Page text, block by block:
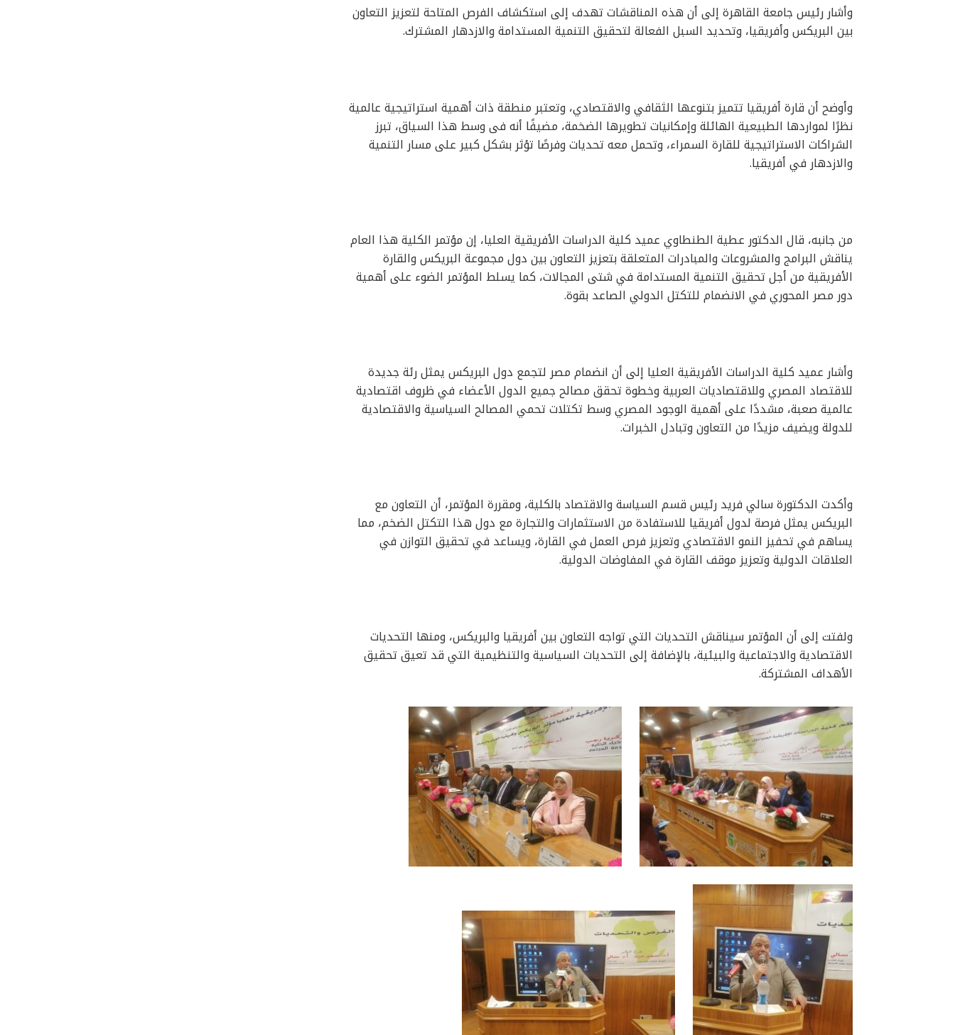
وأشار رئيس جامعة القاهرة إلى أن هذه المناقشات تهدف إلى استكشاف الفرص المتاحة لتعزيز التعاون
بين البريكس وأفريقيا، وتحديد السبل الفعالة لتحقيق التنمية المستدامة والازدهار المشترك.
وأوضح أن قارة أفريقيا تتميز بتنوعها الثقافي والاقتصادي، وتعتبر منطقة ذات أهمية استراتيجية عالمية
نظرًا لمواردها الطبيعية الهائلة وإمكانيات تطويرها الضخمة، مضيفًا أنه فى وسط هذا السياق، تبرز
الشراكات الاستراتيجية للقارة السمراء، وتحمل معه تحديات وفرصًا تؤثر بشكل كبير على مسار التنمية
والازدهار في أفريقيا.
من جانبه، قال الدكتور عطية الطنطاوي عميد كلية الدراسات الأفريقية العليا، إن مؤتمر الكلية هذا العام
يناقش البرامج والمشروعات والمبادرات المتعلقة بتعزيز التعاون بين دول مجموعة البريكس والقارة
الأفريقية من أجل تحقيق التنمية المستدامة في شتى المجالات، كما يسلط المؤتمر الضوء على أهمية
دور مصر المحوري في الانضمام للتكتل الدولي الصاعد بقوة.
وأشار عميد كلية الدراسات الأفريقية العليا إلى أن انضمام مصر لتجمع دول البريكس يمثل رئة جديدة
للاقتصاد المصري وللاقتصاديات العربية وخطوة تحقق مصالح جميع الدول الأعضاء في ظروف اقتصادية
عالمية صعبة، مشددًا على أهمية الوجود المصري وسط تكتلات تحمي المصالح السياسية والاقتصادية
للدولة ويضيف مزيدًا من التعاون وتبادل الخبرات.
وأكدت الدكتورة سالي فريد رئيس قسم السياسة والاقتصاد بالكلية، ومقررة المؤتمر، أن التعاون مع
البريكس يمثل فرصة لدول أفريقيا للاستفادة من الاستثمارات والتجارة مع دول هذا التكتل الضخم، مما
يساهم في تحفيز النمو الاقتصادي وتعزيز فرص العمل في القارة، ويساعد في تحقيق التوازن في
العلاقات الدولية وتعزيز موقف القارة في المفاوضات الدولية.
ولفتت إلى أن المؤتمر سيناقش التحديات التي تواجه التعاون بين أفريقيا والبريكس، ومنها التحديات
الاقتصادية والاجتماعية والبيئية، بالإضافة إلى التحديات السياسية والتنظيمية التي قد تعيق تحقيق
الأهداف المشتركة.